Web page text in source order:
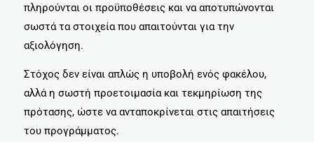
πληρούνται οι προϋποθέσεις και να αποτυπώνονται
σωστά τα στοιχεία που απαιτούνται για την
αξιολόγηση.
Στόχος δεν είναι απλώς η υποβολή ενός φακέλου,
αλλά η σωστή προετοιμασία και τεκμηρίωση της
πρότασης, ώστε να ανταποκρίνεται στις απαιτήσεις
του προγράμματος.